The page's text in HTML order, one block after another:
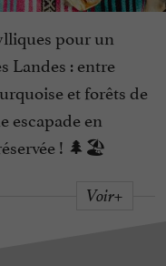
pour un
Landes : entre
et forêts de
escapade en
! 🌲🏖️
Voir+